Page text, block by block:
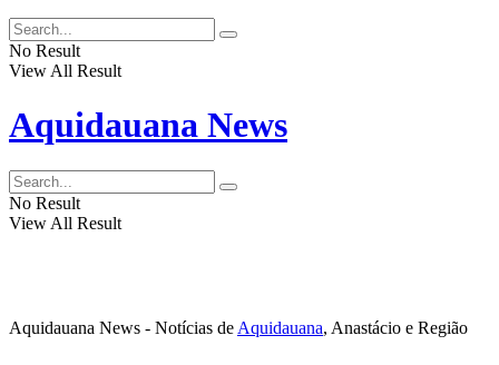
No Result
View All Result
Aquidauana News
No Result
View All Result
Aquidauana News - Notícias de Aquidauana, Anastácio e Região